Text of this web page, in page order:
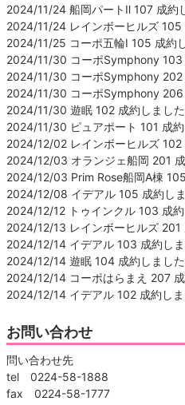
2024/11/24 船岡パートⅡ 107 成約
2024/11/24 レインボーヒルズ 105
2024/11/25 コーポ五輪Ⅰ 105 成約
2024/11/30 コーポSymphony 103
2024/11/30 コーポSymphony 202
2024/11/30 コーポSymphony 206
2024/11/30 遊眠 102 成約しました
2024/11/30 ピュアポート 101 成
2024/12/02 レインボーヒルズ 102
2024/12/03 オランジェ船岡 201
2024/12/03 Prim Rose船岡A棟
2024/12/08 イデアル 105 成約し
2024/12/12 トゥインクル 103 成
2024/12/13 レインボーヒルズ 201
2024/12/14 イデアル 103 成約し
2024/12/14 遊眠 104 成約しました
2024/12/14 コーポはらまえ 207
2024/12/14 イデアル 102 成約しま
お問い合わせ
問い合わせ先
tel 0224-58-1888
fax 0224-58-1777